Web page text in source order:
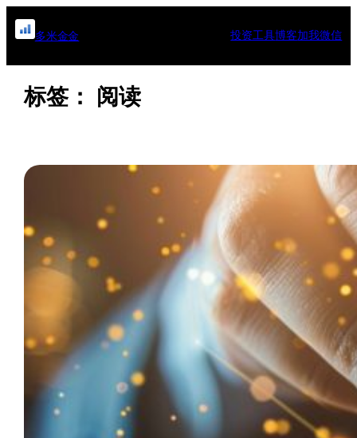
跳
至
多米金金 投资工具博客加我微信
标签： 阅读